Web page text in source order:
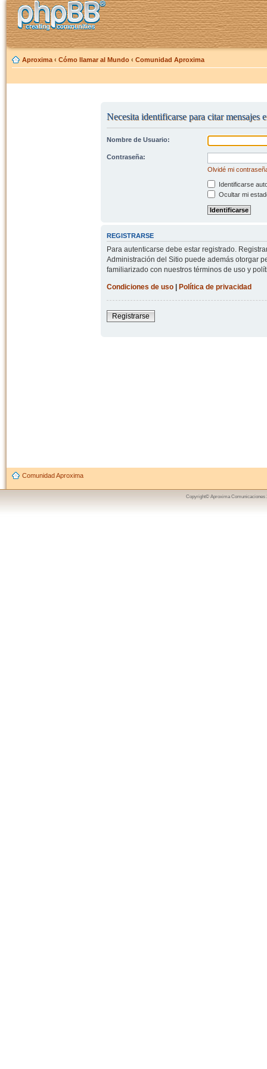
Aproxima ‹ Cómo llamar al Mundo ‹ Comunidad Aproxima
Necesita identificarse para citar mensajes
Nombre de Usuario:
Contraseña:
Olvidé mi
Identificarse
Ocultar mi
REGISTRARSE
Para autenticarse debe estar registrado.
Administración del Sitio puede además otorgar
familiarizado con nuestros términos de uso y
Condiciones de uso| Política de privacidad
Registrarse
Comunidad Aproxima
Copyright© Aproxima Comunicaciones